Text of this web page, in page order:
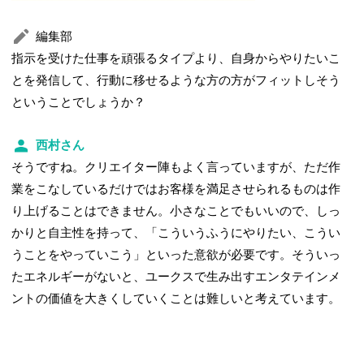
編集部
指示を受けた仕事を頑張るタイプより、自身からやりたいこ
とを発信して、行動に移せるような方の方がフィットしそう
ということでしょうか？
西村さん
そうですね。クリエイター陣もよく言っていますが、ただ作
業をこなしているだけではお客様を満足させられるものは作
り上げることはできません。小さなことでもいいので、しっ
かりと自主性を持って、「こういうふうにやりたい、こうい
うことをやっていこう」といった意欲が必要です。そういっ
たエネルギーがないと、ユークスで生み出すエンタテインメ
ントの価値を大きくしていくことは難しいと考えています。